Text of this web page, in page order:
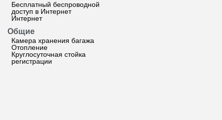
Бесплатный беспроводной
доступ в Интернет
Интернет
Общие
Камера хранения багажа
Отопление
Круглосуточная стойка
регистрации